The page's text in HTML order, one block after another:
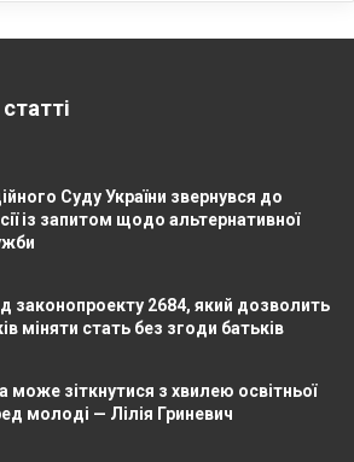
Суду України звернувся до
із запитом щодо альтернативної
законопроекту 2684, який дозволить
міняти стать без згоди батьків
може зіткнутися з хвилею освітньої
молоді — Лілія Гриневич